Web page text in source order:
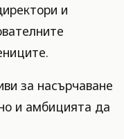
и
за насърчаване
и амбицията да